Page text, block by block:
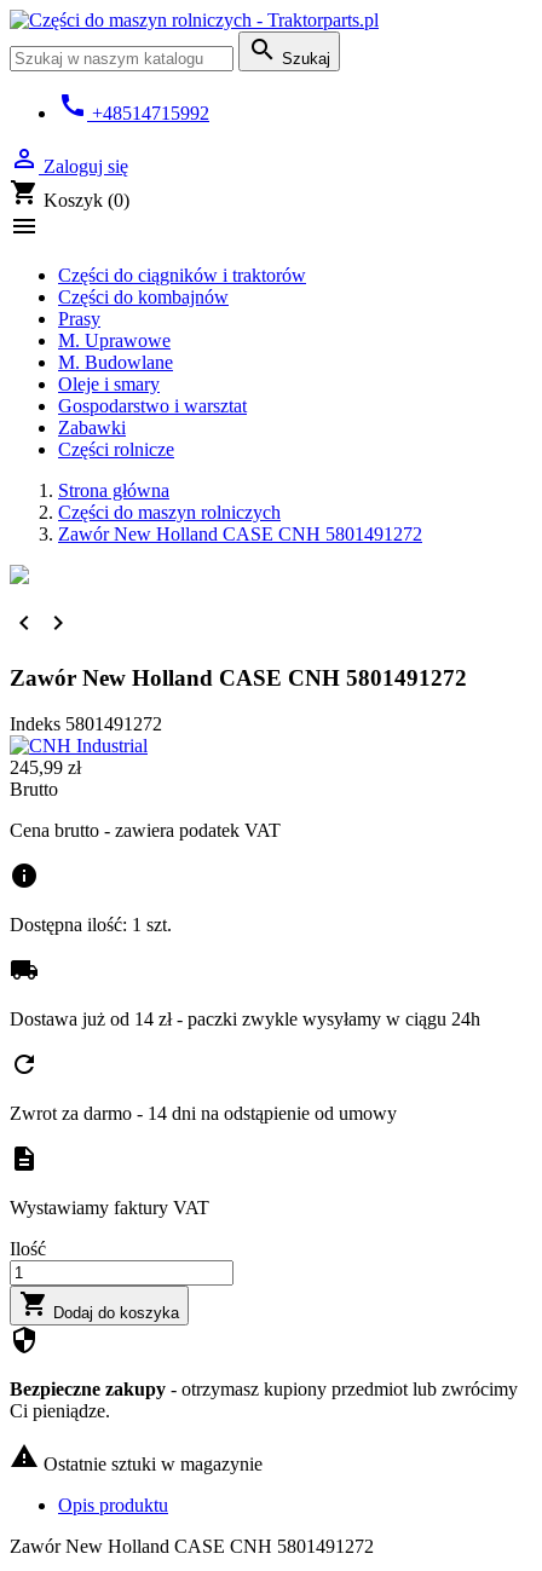
 Szukaj
call +48514715992
 Zaloguj się
shopping_cart Koszyk (0)

Części do ciągników i traktorów
Części do kombajnów
Prasy
M. Uprawowe
M. Budowlane
Oleje i smary
Gospodarstwo i warsztat
Zabawki
Części rolnicze
Strona główna
Części do maszyn rolniczych
Zawór New Holland CASE CNH 5801491272
 
Zawór New Holland CASE CNH 5801491272
Indeks 5801491272
245,99 zł
Brutto
Cena brutto - zawiera podatek VAT
info
Dostępna ilość: 1 szt.
local_shipping
Dostawa już od 14 zł - paczki zwykle wysyłamy w ciągu 24h
refresh
Zwrot za darmo - 14 dni na odstąpienie od umowy
description
Wystawiamy faktury VAT
Ilość
 Dodaj do koszyka
security
Bezpieczne zakupy - otrzymasz kupiony przedmiot lub zwrócimy
Ci pieniądze.
 Ostatnie sztuki w magazynie
Opis produktu
Zawór New Holland CASE CNH 5801491272